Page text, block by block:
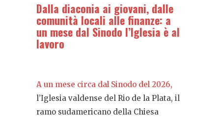
Dalla diaconia ai giovani, dalle
comunità locali alle finanze: a
un mese dal Sinodo l’Iglesia è al
lavoro
A un mese circa dal Sinodo del 2026,
l’Iglesia valdense del Rio de la Plata, il
ramo sudamericano della Chiesa